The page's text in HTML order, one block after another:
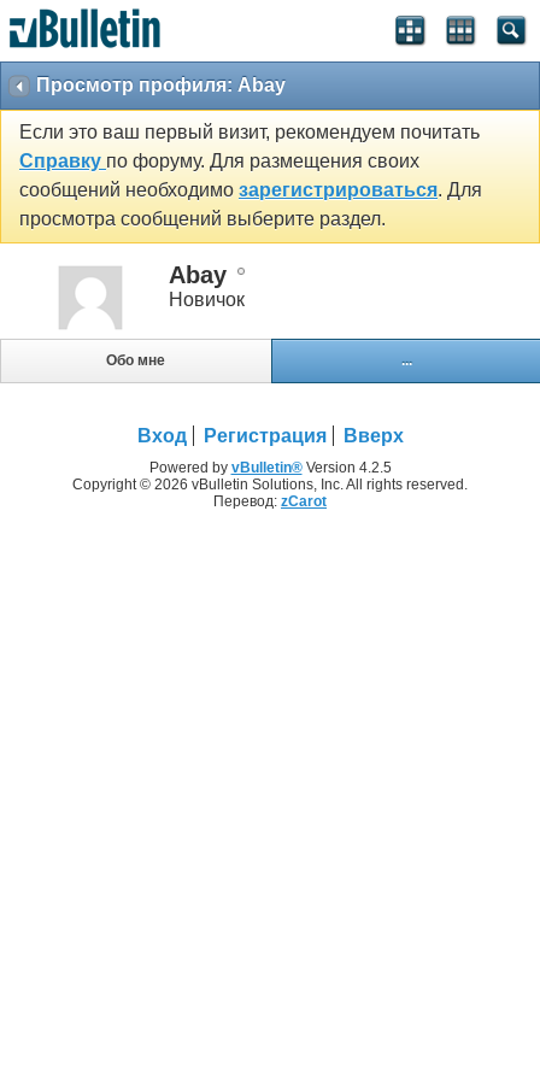
Просмотр профиля: Abay
Если это ваш первый визит, рекомендуем почитать
Справку по форуму. Для размещения своих
сообщений необходимо зарегистрироваться. Для
просмотра сообщений выберите раздел.
Abay
Новичок
Обо мне ...
Вход Регистрация Вверх
Powered by vBulletin®Version 4.2.5
Copyright © 2026 vBulletin Solutions, Inc. All rights reserved.
Перевод: zCarot